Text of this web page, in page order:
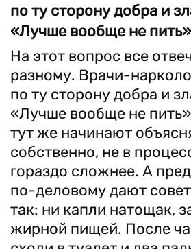
по ту сторону добра и
«Лучше вообще не
На этот вопрос все
разному. Врачи-
по ту сторону добра и
«Лучше вообще не
тут же начинают
собственно, не в
гораздо сложнее. А
по-деловому дают
так: ни капли натощак,
жирной пищей. После